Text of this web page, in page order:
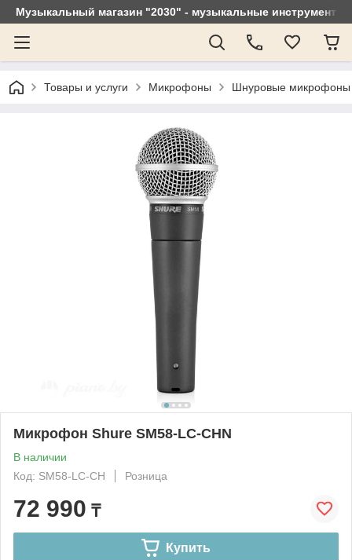
Музыкальный магазин "2030" - музыкальные
Товары и услуги Микрофоны Шнуровые микрофоны
Микрофон Shure SM58-LC-CHN
В наличии
Код: SM58-LC-CH
Розница
72 990 ₸
Купить